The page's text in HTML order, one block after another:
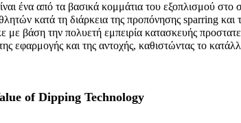
ένα από τα βασικά κομμάτια του εξοπλισμού στο
κατά τη διάρκεια της προπόνησης sparring
βάση την πολυετή εμπειρία κατασκευής
εφαρμογής και της αντοχής, καθιστώντας το
of Dipping Technology